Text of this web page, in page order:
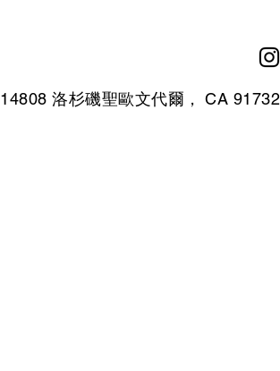
14808 洛杉磯聖歐文代爾， CA 91732